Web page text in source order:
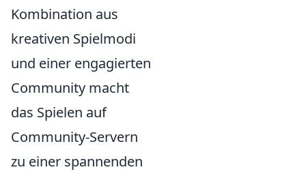
Kombination aus
kreativen Spielmodi
und einer engagierten
Community macht
das Spielen auf
Community-Servern
zu einer spannenden